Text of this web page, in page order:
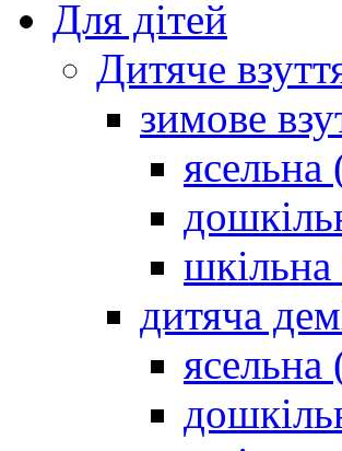
Для дітей
Дитяче
зимове
дитяча